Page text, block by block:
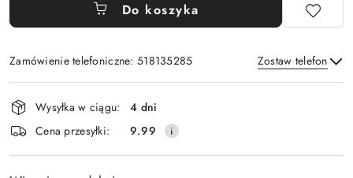
Do koszyka
Zamówienie telefoniczne: 518135285 Zostaw telefon
Wyślij
Dostępność
i
dostawa
Wysyłka w ciągu:
4 dni
Cena przesyłki:
9.99